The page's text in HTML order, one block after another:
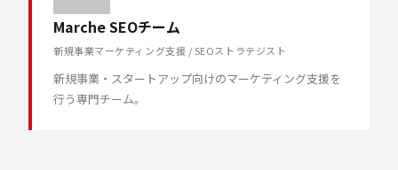
Marche SEOチーム
新規事業マーケティング支援 / SEOストラテジスト
新規事業・スタートアップ向けのマーケティング支援を
行う専門チーム。